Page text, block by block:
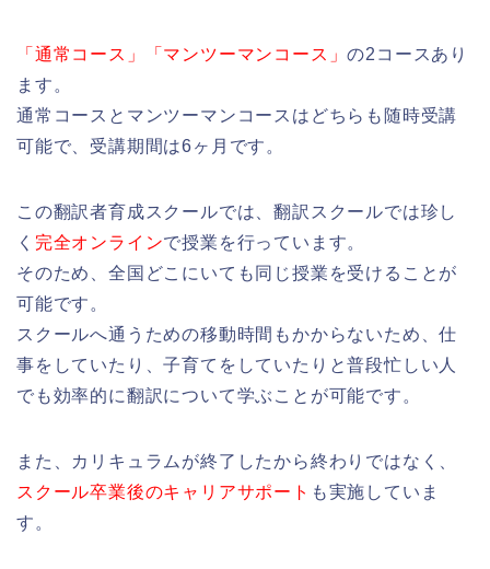
「通常コース」「マンツーマンコース」の2コースあり
ます。
通常コースとマンツーマンコースはどちらも随時受講
可能で、受講期間は6ヶ月です。
この翻訳者育成スクールでは、翻訳スクールでは珍し
く 完全オンラインで授業を行っています。
そのため、全国どこにいても同じ授業を受けることが
可能です。
スクールへ通うための移動時間もかからないため、仕
事をしていたり、子育てをしていたりと普段忙しい人
でも効率的に翻訳について学ぶことが可能です。
また、カリキュラムが終了したから終わりではなく、
スクール卒業後のキャリアサポート も実施していま
す。